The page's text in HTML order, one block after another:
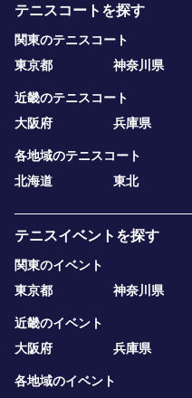
テニスコートを探す
関東のテニスコート
東京都
神奈川県
近畿のテニスコート
大阪府
兵庫県
各地域のテニスコート
北海道
東北
テニスイベントを探す
関東のイベント
東京都
神奈川県
近畿のイベント
大阪府
兵庫県
各地域のイベント